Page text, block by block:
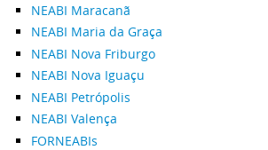
NEABI Maracanã
NEABI Maria da Graça
NEABI Nova Friburgo
NEABI Nova Iguaçu
NEABI Petrópolis
NEABI Valença
FORNEABIs